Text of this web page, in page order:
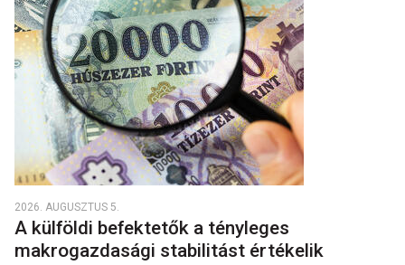
2026. AUGUSZTUS 5.
A külföldi befektetők a tényleges
makrogazdasági stabilitást értékelik